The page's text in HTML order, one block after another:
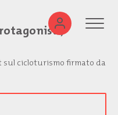
sul cicloturismo firmato da